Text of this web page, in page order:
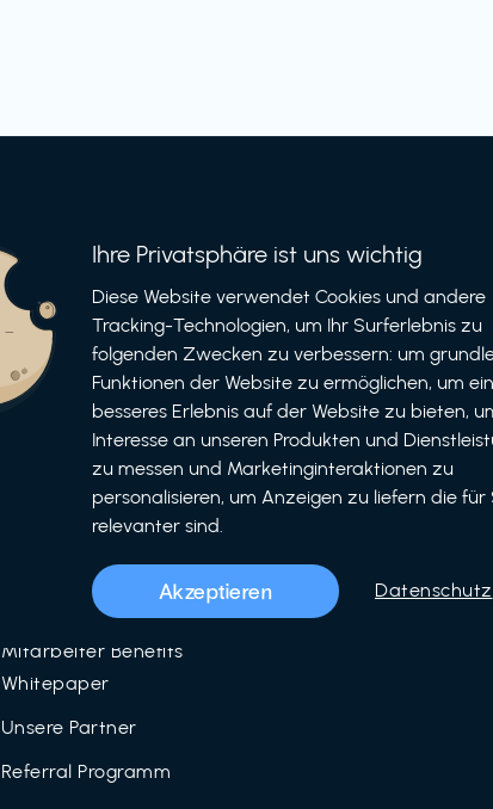
Informationen
Für Unternehmen
Für Partner
Unser Team
Mitarbeiter Benefits
Mitarbeiter Benefits
Whitepaper
Unsere Partner
Referral Programm
Bewerben
als Unternehmen
Ihre Privatsphäre ist uns wichtig
Diese Website verwendet Cookies und andere
Tracking-Technologien, um Ihr Surferlebnis zu
folgenden Zwecken zu verbessern: um
Funktionen der Website zu ermöglichen, um ein
besseres Erlebnis auf der Website zu bieten,
Interesse an unseren Produkten und
zu messen und Marketinginteraktionen zu
personalisieren, um Anzeigen zu liefern die für
relevanter sind.
Akzeptieren Datenschutz